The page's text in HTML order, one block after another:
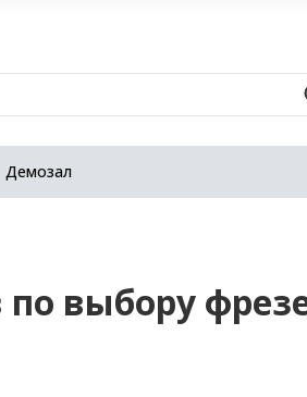
Демозал
по выбору